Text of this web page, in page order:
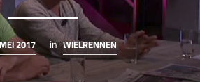
2017 in WIELRENNEN